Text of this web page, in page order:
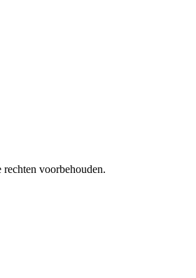
voorbehouden.